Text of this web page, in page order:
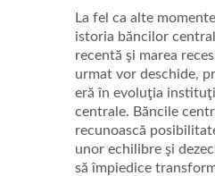
La fel ca alte
istoria băncilor
recentă şi marea
urmat vor deschide,
eră în evoluţia
centrale. Băncile
recunoască
unor echilibre şi
să împiedice